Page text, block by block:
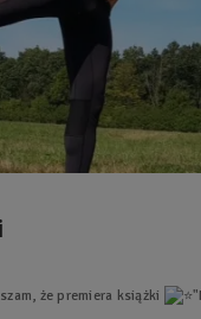
że premiera książki